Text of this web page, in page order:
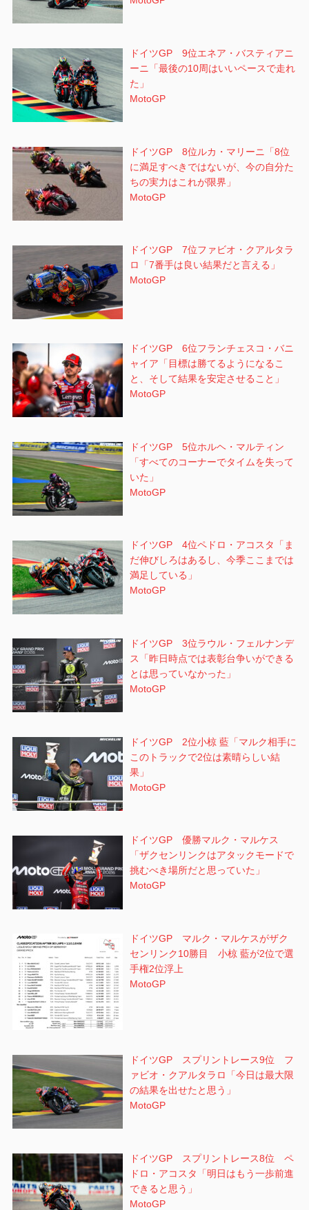
ドイツGP 9位エネア・バスティアニ
ーニ「最後の10周はいいペースで走れ
た」
MotoGP
ドイツGP 8位ルカ・マリーニ「8位
に満足すべきではないが、今の自分た
ちの実力はこれが限界」
MotoGP
ドイツGP 7位ファビオ・クアルタラ
ロ「7番手は良い結果だと言える」
MotoGP
ドイツGP 6位フランチェスコ・バニ
ャイア「目標は勝てるようになるこ
と、そして結果を安定させること」
MotoGP
ドイツGP 5位ホルヘ・マルティン
「すべてのコーナーでタイムを失って
いた」
MotoGP
ドイツGP 4位ペドロ・アコスタ「ま
だ伸びしろはあるし、今季ここまでは
満足している」
MotoGP
ドイツGP 3位ラウル・フェルナンデ
ス「昨日時点では表彰台争いができる
とは思っていなかった」
MotoGP
ドイツGP 2位小椋 藍「マルク相手に
このトラックで2位は素晴らしい結
果」
MotoGP
ドイツGP 優勝マルク・マルケス
「ザクセンリンクはアタックモードで
挑むべき場所だと思っていた」
MotoGP
ドイツGP マルク・マルケスがザク
センリンク10勝目 小椋 藍が2位で選
手権2位浮上
MotoGP
ドイツGP スプリントレース9位 フ
ァビオ・クアルタラロ「今日は最大限
の結果を出せたと思う」
MotoGP
ドイツGP スプリントレース8位 ペ
ドロ・アコスタ「明日はもう一歩前進
できると思う」
MotoGP